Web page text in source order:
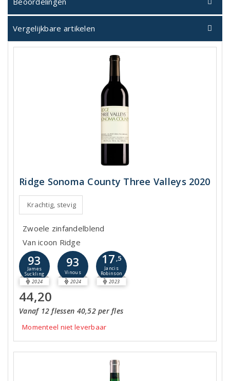
Vergelijkbare artikelen
Ridge Sonoma County Three Valleys 2020
Krachtig, stevig
Zwoele zinfandelblend
Van icoon Ridge
93
James
Suckling
2024
93
Vinous
2024
17 ,5
Jancis
Robinson
2023
44,20
Vanaf 12 flessen 40,52 per fles
Momenteel niet leverbaar